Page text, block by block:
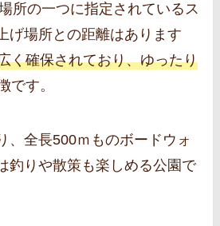
所の一つに指定されているス
げ場所との距離はあります
く確保されており、ゆったり
です。
、全長500ｍものボードウォ
釣りや散策も楽しめる公園で